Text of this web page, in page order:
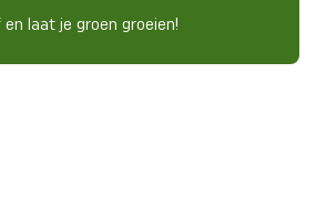
laat je groen groeien!